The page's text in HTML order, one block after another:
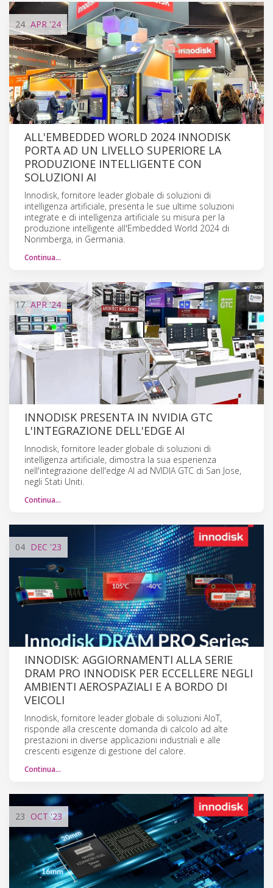
24 APR '24
ALL'EMBEDDED WORLD 2024 INNODISK
PORTA AD UN LIVELLO SUPERIORE LA
PRODUZIONE INTELLIGENTE CON
SOLUZIONI AI
Innodisk, fornitore leader globale di soluzioni di
intelligenza artificiale, presenta le sue ultime soluzioni
integrate e di intelligenza artificiale su misura per la
produzione intelligente all'Embedded World 2024 di
Norimberga, in Germania.
Continua…
17 APR'24
INNODISK PRESENTA IN NVIDIA GTC
L'INTEGRAZIONE DELL'EDGE AI
Innodisk, fornitore leader globale di soluzioni di
intelligenza artificiale, dimostra la sua esperienza
nell'integrazione dell'edge AI ad NVIDIA GTC di San Jose,
negli Stati Uniti.
Continua…
04 DEC '23
INNODISK: AGGIORNAMENTI ALLA SERIE
DRAM PRO INNODISK PER ECCELLERE NEGLI
AMBIENTI AEROSPAZIALI E A BORDO DI
VEICOLI
Innodisk, fornitore leader globale di soluzioni AIoT,
risponde alla crescente domanda di calcolo ad alte
prestazioni in diverse applicazioni industriali e alle
crescenti esigenze di gestione del calore.
Continua…
23 OCT '23